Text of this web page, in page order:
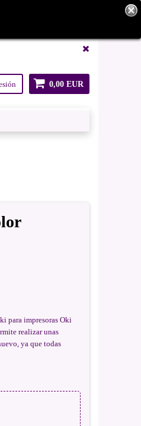
0,00 EUR
para impresoras Oki
realizar unas
ya que todas